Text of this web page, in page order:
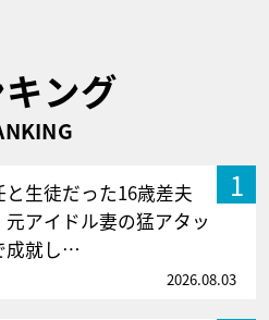
ング
1
と生徒だった16歳差夫
元アイドル妻の猛アタッ
成就し…
2026.08.03